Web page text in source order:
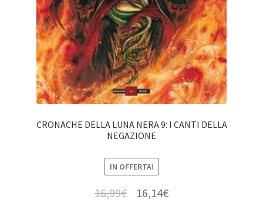
CRONACHE DELLA LUNA NERA 9: I CANTI DELLA
NEGAZIONE
IN OFFERTA!
16,99€ 16,14€